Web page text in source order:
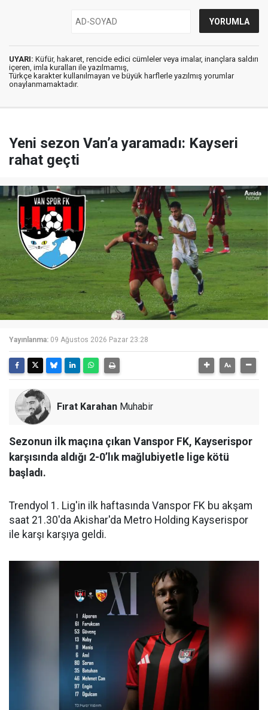
UYARI: Küfür, hakaret, rencide edici cümleler veya imalar, inançlara saldırı
içeren, imla kuralları ile yazılmamış,
Türkçe karakter kullanılmayan ve büyük harflerle yazılmış yorumlar
onaylanmamaktadır.
Yeni sezon Van’a yaramadı: Kayseri
rahat geçti
Yayınlanma: 09 Ağustos 2026 Pazar 23:28
Fırat Karahan Muhabir
Sezonun ilk maçına çıkan Vanspor FK, Kayserispor
karşısında aldığı 2-0’lık mağlubiyetle lige kötü
başladı.
Trendyol 1. Lig'in ilk haftasında Vanspor FK bu akşam
saat 21.30'da Akishar'da Metro Holding Kayserispor
ile karşı karşıya geldi.